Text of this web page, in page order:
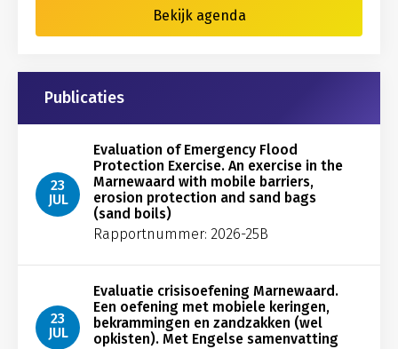
Bekijk agenda
Publicaties
23
JUL
Evaluation of Emergency Flood
Protection Exercise. An exercise in the
Marnewaard with mobile barriers,
erosion protection and sand bags
(sand boils)
Rapportnummer: 2026-25B
23
JUL
Evaluatie crisisoefening Marnewaard.
Een oefening met mobiele keringen,
bekrammingen en zandzakken (wel
opkisten). Met Engelse samenvatting